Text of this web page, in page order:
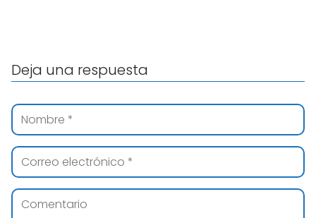
Deja una respuesta